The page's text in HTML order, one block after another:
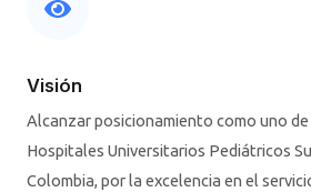
Visión
Alcanzar posicionamiento como uno
Hospitales Universitarios Pediátricos
Colombia, por la excelencia en el